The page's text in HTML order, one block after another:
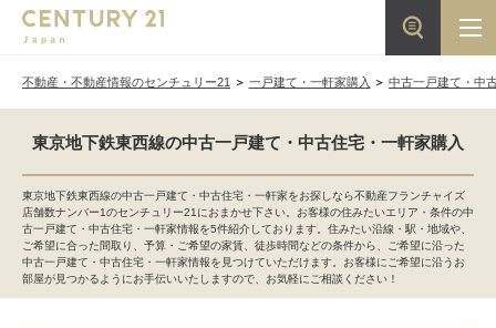
不動産・不動産情報のセンチュリー21 一戸建て・一軒家購入 中古一戸建て・中
東京地下鉄東西線の中古一戸建て・中古住宅・一軒家購入
東京地下鉄東西線の中古一戸建て・中古住宅・一軒家をお探しなら不動産フランチャイズ
店舗数ナンバー1のセンチュリー21におまかせ下さい。お客様の住みたいエリア・条件の中
古一戸建て・中古住宅・一軒家情報を5件紹介しております。住みたい沿線・駅・地域や、
ご希望に合った間取り、予算・ご希望の家賃、徒歩時間などの条件から、ご希望に沿った
中古一戸建て・中古住宅・一軒家情報を見つけていただけます。お客様にご希望に沿うお
部屋が見つかるようにお手伝いいたしますので、お気軽にご相談ください！